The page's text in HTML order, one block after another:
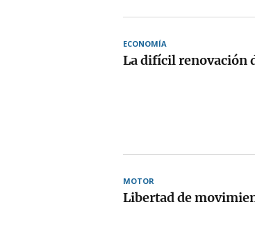
ECONOMÍA
La difícil renovación
MOTOR
Libertad de